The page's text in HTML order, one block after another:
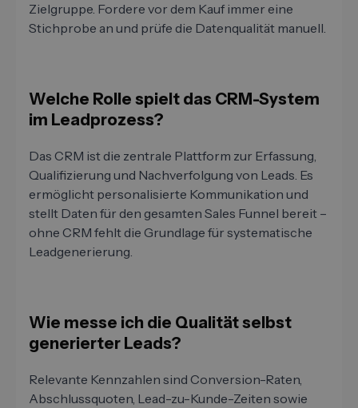
Zielgruppe. Fordere vor dem Kauf immer eine
Stichprobe an und prüfe die Datenqualität manuell.
Welche Rolle spielt das CRM-System
im Leadprozess?
Das CRM ist die zentrale Plattform zur Erfassung,
Qualifizierung und Nachverfolgung von Leads. Es
ermöglicht personalisierte Kommunikation und
stellt Daten für den gesamten Sales Funnel bereit –
ohne CRM fehlt die Grundlage für systematische
Leadgenerierung.
Wie messe ich die Qualität selbst
generierter Leads?
Relevante Kennzahlen sind Conversion-Raten,
Abschlussquoten, Lead-zu-Kunde-Zeiten sowie